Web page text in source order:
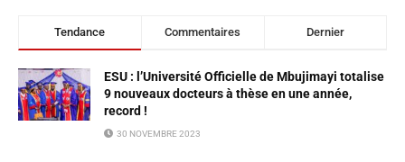
Tendance Commentaires Dernier
ESU : l’Université Officielle de Mbujimayi totalise
9 nouveaux docteurs à thèse en une année,
record !
30 NOVEMBRE 2023